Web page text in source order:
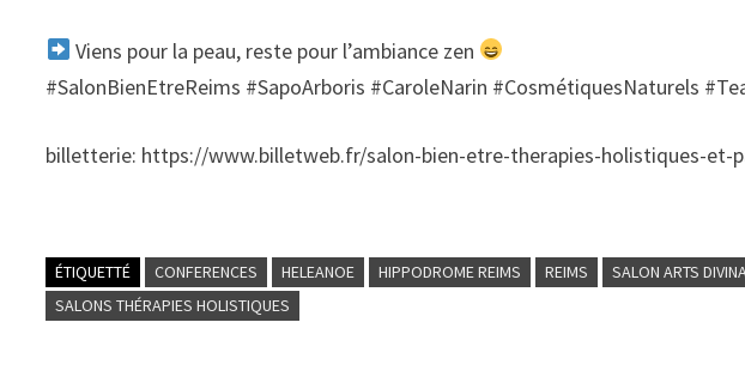
Viens pour la peau, reste pour l’ambiance zen
#SalonBienEtreReims #SapoArboris #CaroleNarin #CosmétiquesNaturels
billetterie: https://www.billetweb.fr/salon-bien-etre-therapies-holistiques-et-
ÉTIQUETTÉ CONFERENCES HELEANOE HIPPODROME REIMS REIMS SALON ARTS
SALONS THÉRAPIES HOLISTIQUES